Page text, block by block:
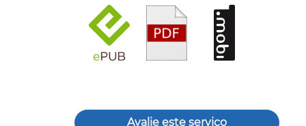
Avalie este serviço